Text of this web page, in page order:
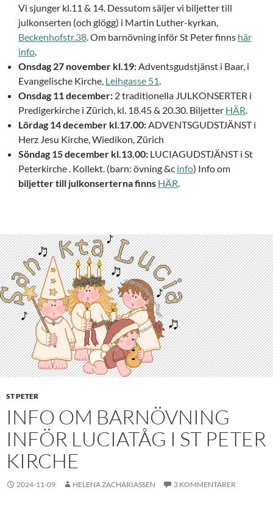
Vi sjunger kl.11 & 14. Dessutom säljer vi biljetter till
julkonserten (och glögg) i Martin Luther-kyrkan,
Beckenhofstr.38. Om barnövning inför St Peter finns här
info.
Onsdag 27 november kl.19:Adventsgudstjänst i Baar, i
Evangelische Kirche, Leihgasse 51.
Onsdag 11 december: 2 traditionella JULKONSERTER i
Predigerkirche i Zürich, kl. 18.45 & 20.30. Biljetter HÄR.
Lördag 14 december kl.17.00:ADVENTSGUDSTJÄNST i
Herz Jesu Kirche, Wiedikon, Zürich
Söndag 15 december kl.13.00: LUCIAGUDSTJÄNST i St
Peterkirche . Kollekt. (barn: övning &c info) Info om
biljetter till julkonserterna finns HÄR.
ST PETER
INFO OM BARNÖVNING
INFÖR LUCIATÅG I ST PETER
KIRCHE
2024-11-09 HELENA ZACHARIASSEN 3 KOMMENTARER